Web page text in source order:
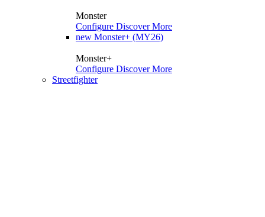
Monster
Configure Discover More
new Monster+ (MY26)
Monster+
Configure Discover More
Streetfighter